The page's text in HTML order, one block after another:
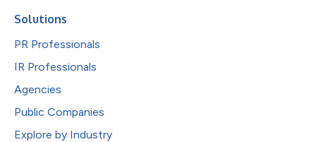
Solutions
PR Professionals
IR Professionals
Agencies
Public Companies
Explore by Industry